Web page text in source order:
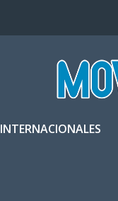
INTERNACIONALES